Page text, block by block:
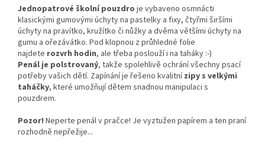
Jednopatrové školní pouzdro je vybaveno osmnácti
klasickými gumovými úchyty na pastelky a fixy, čtyřmi širšími
úchyty na pravítko, kružítko či nůžky a dvěma většími úchyty na
gumu a ořezávátko. Pod klopnou z průhledné folie
najdete rozvrh hodin, ale třeba poslouží i na taháky :-)
Penál je polstrovaný, takže spolehlivě ochrání všechny psací
potřeby vašich dětí. Zapínání je řešeno kvalitnízipy s velkými
taháčky, které umožňují dětem snadnou manipulaci s
pouzdrem.
Pozor! Neperte penál v pračce! Je vyztužen papírem a ten praní
rozhodně nepřežije...